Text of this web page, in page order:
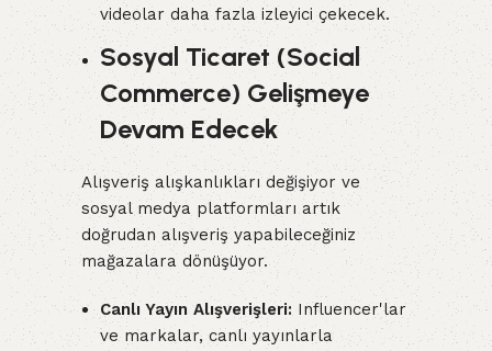
videolar daha fazla izleyici çekecek.
Sosyal Ticaret (Social
Commerce) Gelişmeye
Devam Edecek
Alışveriş alışkanlıkları değişiyor ve
sosyal medya platformları artık
doğrudan alışveriş yapabileceğiniz
mağazalara dönüşüyor.
Canlı Yayın Alışverişleri: Influencer'lar
ve markalar, canlı yayınlarla